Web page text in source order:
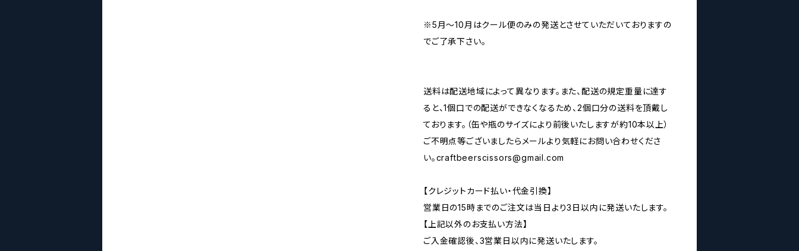
※5月～10月はクール便のみの発送とさせていただいておりますの
でご了承下さい。
送料は配送地域によって異なります。また、配送の規定重量に達す
ると、1個口での配送ができなくなるため、2個口分の送料を頂戴し
ております。（缶や瓶のサイズにより前後いたしますが約10本以上）
ご不明点等ございましたらメールより気軽にお問い合わせくださ
い。craftbeerscissors@gmail.com
【クレジットカード払い・代金引換】
営業日の15時までのご注文は当日より3日以内に発送いたします。
【上記以外のお支払い方法】
ご入金確認後、3営業日以内に発送いたします。